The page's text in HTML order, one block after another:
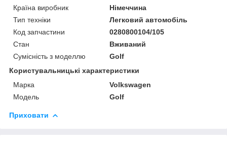
Країна виробник
Німеччина
Тип техніки
Легковий автомобіль
Код запчастини
0280800104/105
Стан
Вживаний
Сумісність з моделлю
Golf
Користувальницькі характеристики
Марка
Volkswagen
Модель
Golf
Приховати